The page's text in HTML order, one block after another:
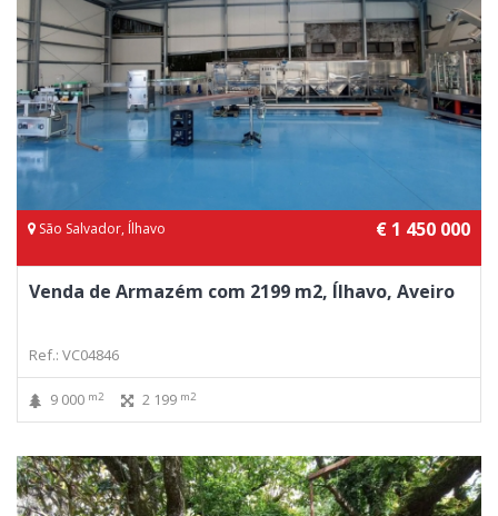
São Salvador, Ílhavo € 1 450 000
Venda de Armazém com 2199 m2, Ílhavo, Aveiro
Ref.: VC04846
9 000 m2 2 199 m2